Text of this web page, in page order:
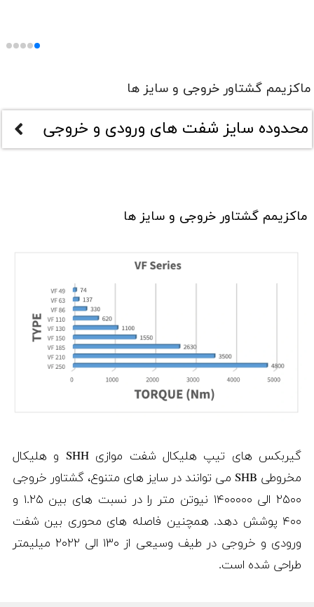
ماکزیمم گشتاور خروجی و سایز ها
محدوده سایز شفت های ورودی و خروجی
ماکزیمم گشتاور خروجی و سایز ها
گیربکس های تیپ هلیکال شفت موازی SHH و هلیکال
مخروطی SHB می توانند در سایز های متنوع، گشتاور خروجی
۲۵۰۰ الی ۱۴۰۰۰۰۰ نیوتن متر را در نسبت های بین ۱.۲۵ و
۴۰۰ پوشش دهد. همچنین فاصله های محوری بین شفت
ورودی و خروجی در طیف وسیعی از ۱۳۰ الی ۲۰۲۲ میلیمتر
طراحی شده است.